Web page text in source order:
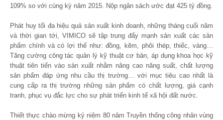
109% so với cùng kỳ năm 2015. Nộp ngân sách ước đạt 425 tỷ đồng.
Phát huy tối đa hiệu quả sản xuất kinh doanh, những tháng cuối năm
và thời gian tới, VIMICO sẽ tập trung đẩy mạnh sản xuất các sản
phẩm chính và có lợi thế như: đồng, kẽm, phôi thép, thiếc, vàng…
Tăng cường công tác quản lý kỹ thuật cơ bản, áp dụng khoa học kỹ
thuật tiên tiến vào sản xuất nhằm nâng cao năng suất, chất lượng
sản phẩm đáp ứng nhu cầu thị trường… với mục tiêu cao nhất là
cung cấp ra thị trường những sản phẩm có chất lượng, giá cạnh
tranh, phục vụ đắc lực cho sự phát triển kinh tế xã hội đất nước.
Thiết thực chào mừng kỷ niệm 80 năm Truyền thống công nhân vùng